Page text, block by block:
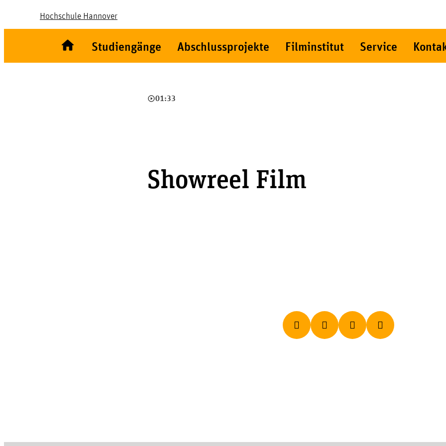
Hochschule Hannover
Studiengänge Abschlussprojekte Filminstitut Service
play_circle_outline01:33
Showreel Film